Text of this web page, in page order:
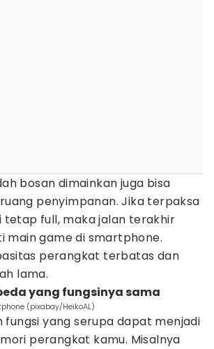
bosan dimainkan juga bisa
penyimpanan. Jika terpaksa
tetap full, maka jalan terakhir
main game di smartphone.
perangkat terbatas dan
lama.
yang fungsinya sama
(pixabay/HeikoAL)
fungsi yang serupa dapat menjadi
perangkat kamu. Misalnya